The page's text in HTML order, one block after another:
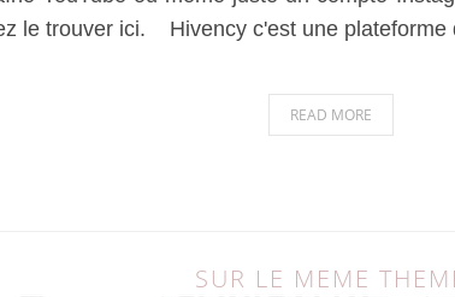
le trouver ici. Hivency c'est une plateforme
READ MORE
SUR LE MEME